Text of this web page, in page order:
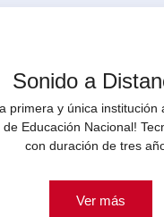
Sonido a
primera y única institución
de Educación Nacional!
con duración de tres
Ver más